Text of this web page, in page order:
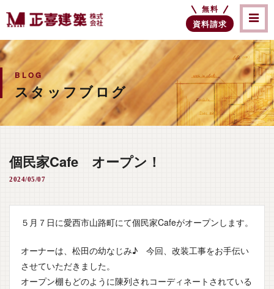
無料
資料請求
BLOG
スタッフブログ
個民家Cafe オープン！
2024/05/07
５月７日に愛西市山路町にて個民家Cafeがオープンします。
オーナーは、松田の幼なじみ♪ 今回、改装工事をお手伝い
させていただきました。
オープン棚もどのように陳列されコーディネートされている